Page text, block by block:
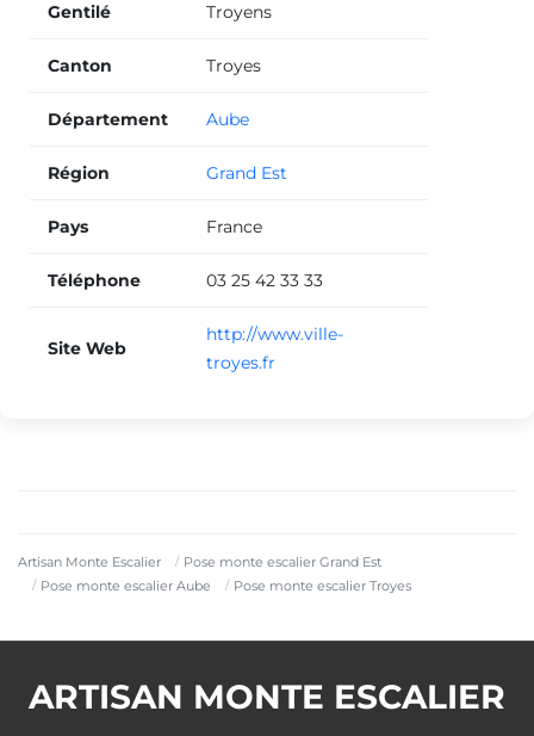
Artisan Monte Escalier
Pose monte escalier Grand Est
Pose monte escalier Aube
Pose monte escalier Troyes
Gentilé Troyens
Canton Troyes
Département Aube
Région Grand Est
Pays France
Téléphone 03 25 42 33 33
Site Web
http://www.ville-
troyes.fr
ARTISAN MONTE ESCALIER